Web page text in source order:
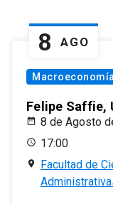
8 AGO
Macroeconomía
Felipe Saffie,
8 de Agosto
17:00
Facultad de